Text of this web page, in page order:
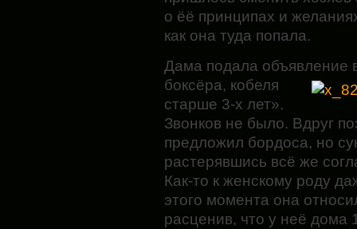
о ёё принципах и
как она туда попала.
Дама подала объявление
боксёра, кобеля
старше 3-х лет».
Звонков не было. Вдруг
предложил бордоса, но
растерявшись всё же
Как-то к женскому роду
этого момента она
расценив, что у неё дома